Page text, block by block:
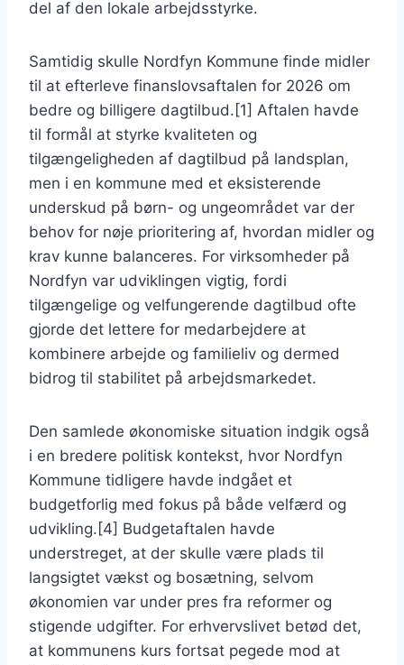
del af den lokale arbejdsstyrke.
Samtidig skulle Nordfyn Kommune finde midler
til at efterleve finanslovsaftalen for 2026 om
bedre og billigere dagtilbud.[1] Aftalen havde
til formål at styrke kvaliteten og
tilgængeligheden af dagtilbud på landsplan,
men i en kommune med et eksisterende
underskud på børn- og ungeområdet var der
behov for nøje prioritering af, hvordan midler og
krav kunne balanceres. For virksomheder på
Nordfyn var udviklingen vigtig, fordi
tilgængelige og velfungerende dagtilbud ofte
gjorde det lettere for medarbejdere at
kombinere arbejde og familieliv og dermed
bidrog til stabilitet på arbejdsmarkedet.
Den samlede økonomiske situation indgik også
i en bredere politisk kontekst, hvor Nordfyn
Kommune tidligere havde indgået et
budgetforlig med fokus på både velfærd og
udvikling.[4] Budgetaftalen havde
understreget, at der skulle være plads til
langsigtet vækst og bosætning, selvom
økonomien var under pres fra reformer og
stigende udgifter. For erhvervslivet betød det,
at kommunens kurs fortsat pegede mod at